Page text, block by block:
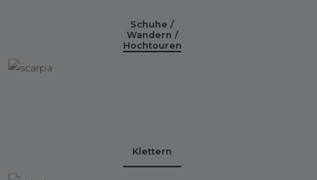
Schuhe /
Wandern /
Hochtouren
Klettern